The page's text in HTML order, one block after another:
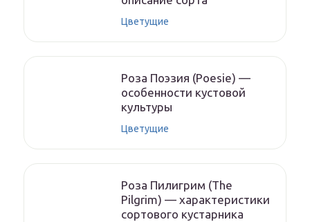
Цветущие
Роза Поэзия (Poesie) —
особенности кустовой
культуры
Цветущие
Роза Пилигрим (The
Pilgrim) — характеристики
сортового кустарника